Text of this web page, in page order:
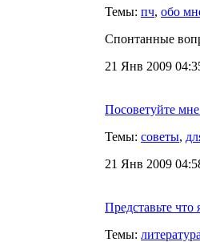
Темы: пч, обо
Спонтанные
21 Янв 2009
Посоветуйте
Темы: советы,
21 Янв 2009
Представьте что
Темы: литература